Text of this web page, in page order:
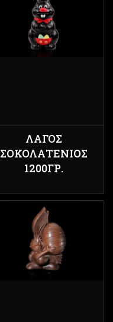
ΛΑΓΌΣ
ΣΟΚΟΛΑΤΈΝΙΟΣ
1200ΓΡ.